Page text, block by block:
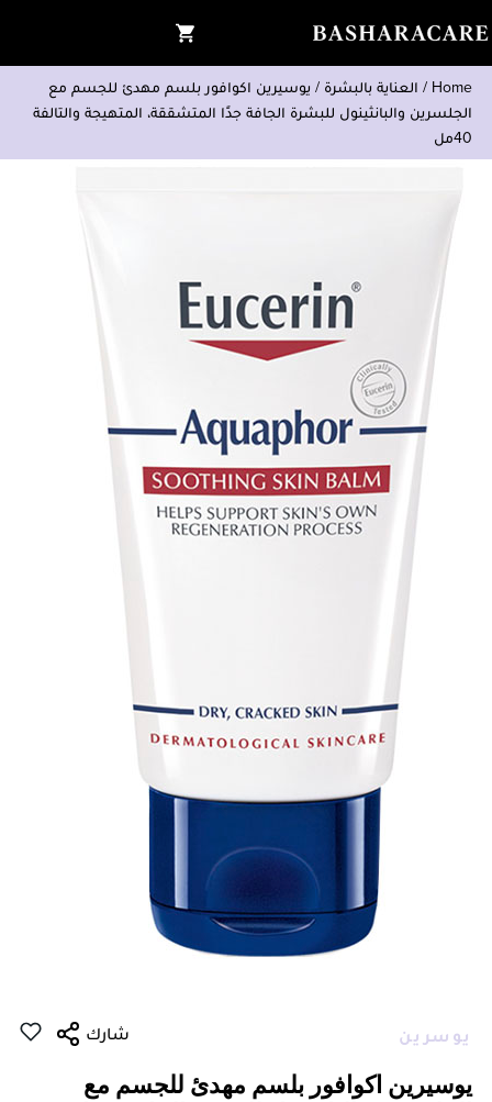
Home
/ العناية بالبشرة / يوسيرين اكوافور بلسم مهدئ للجسم مع
الجلسرين والبانثينول للبشرة الجافة جدًا المتشققة، المتهيجة والتالفة
40مل
يوسرين شارك
يوسيرين اكوافور بلسم مهدئ للجسم مع